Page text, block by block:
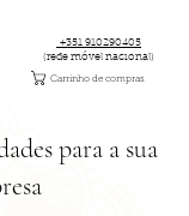
+351 910290405
(rede móvel nacional)
Carrinho de compras
para a sua